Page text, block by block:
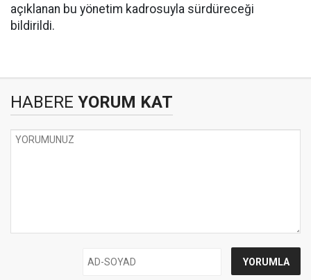
açıklanan bu yönetim kadrosuyla sürdüreceği
bildirildi.
HABERE YORUM KAT